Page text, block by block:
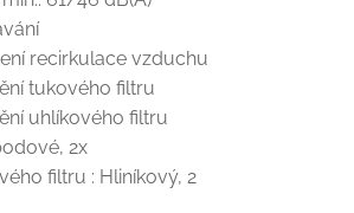
recirkulace vzduchu
tukového filtru
uhlíkového filtru
2x
filtru : Hliníkový, 2